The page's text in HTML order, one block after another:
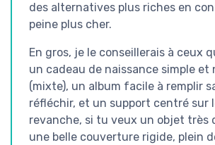
des alternatives plus riches en
peine plus cher.
En gros, je le conseillerais à ceux
un cadeau de naissance simple et
(mixte), un album facile à remplir
réfléchir, et un support centré sur
revanche, si tu veux un objet très
une belle couverture rigide, plein